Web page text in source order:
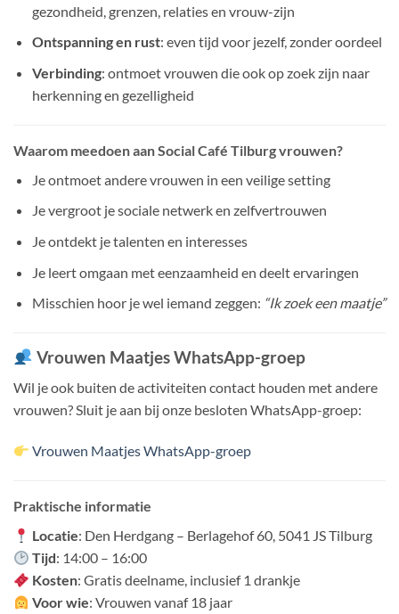
gezondheid, grenzen, relaties en vrouw-zijn
Ontspanning en rust: even tijd voor jezelf, zonder oordeel
Verbinding: ontmoet vrouwen die ook op zoek zijn naar
herkenning en gezelligheid
Waarom meedoen aan Social Café Tilburg vrouwen?
Je ontmoet andere vrouwen in een veilige setting
Je vergroot je sociale netwerk en zelfvertrouwen
Je ontdekt je talenten en interesses
Je leert omgaan met eenzaamheid en deelt ervaringen
Misschien hoor je wel iemand zeggen: “Ik zoek een maatje”
Vrouwen Maatjes WhatsApp-groep
Wil je ook buiten de activiteiten contact houden met andere
vrouwen? Sluit je aan bij onze besloten WhatsApp-groep:
Vrouwen Maatjes WhatsApp-groep
Praktische informatie
Locatie: Den Herdgang – Berlagehof 60, 5041 JS Tilburg
Tijd: 14:00 – 16:00
Kosten: Gratis deelname, inclusief 1 drankje
Voor wie: Vrouwen vanaf 18 jaar